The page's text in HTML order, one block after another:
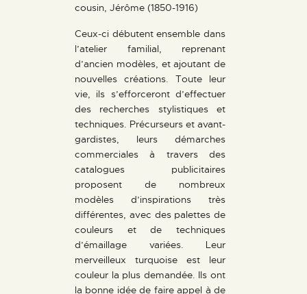
cousin, Jérôme (1850-1916)
Ceux-ci débutent ensemble dans
l’atelier familial, reprenant
d’ancien modèles, et ajoutant de
nouvelles créations. Toute leur
vie, ils s’efforceront d’effectuer
des recherches stylistiques et
techniques. Précurseurs et avant-
gardistes, leurs démarches
commerciales à travers des
catalogues publicitaires
proposent de nombreux
modèles d’inspirations très
différentes, avec des palettes de
couleurs et de techniques
d’émaillage variées. Leur
merveilleux turquoise est leur
couleur la plus demandée. Ils ont
la bonne idée de faire appel à de